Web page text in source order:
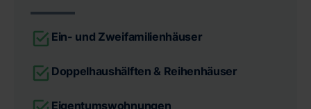
Ein- und Zweifamilienhäuser
Doppelhaushälften & Reihenhäuser
Eigentumswohnungen